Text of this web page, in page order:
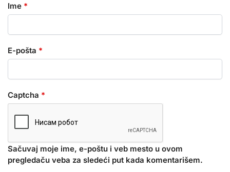
Ime *
E-pošta *
Captcha *
Sačuvaj moje ime, e-poštu i veb mesto u ovom
pregledaču veba za sledeći put kada komentarišem.